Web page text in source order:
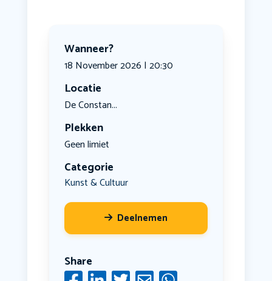
Wanneer?
18 November 2026 | 20:30
Locatie
De Constan...
Plekken
Geen limiet
Categorie
Kunst & Cultuur
Deelnemen
Share